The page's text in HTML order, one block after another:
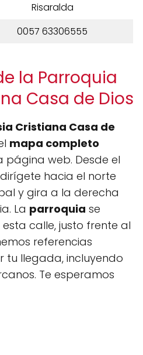
Risaralda
0057 63306555
la Parroquia
Casa de Dios
Cristiana Casa de
mapa completo
página web. Desde el
hacia el norte
y gira a la derecha
La parroquia se
calle, justo frente al
referencias
tu llegada, incluyendo
Te esperamos